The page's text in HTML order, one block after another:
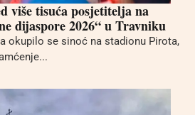
više tisuća posjetitelja na
dijaspore 2026“ u Travniku
okupilo se sinoć na stadionu Pirota,